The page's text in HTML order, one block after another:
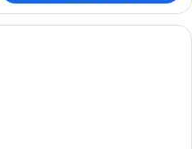
Rom (Dragonfly) | Oppholdsområde |